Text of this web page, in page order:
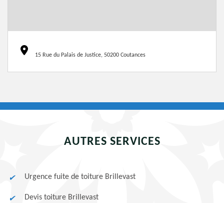
15 Rue du Palais de Justice, 50200 Coutances
AUTRES SERVICES
Urgence fuite de toiture Brillevast
Devis toiture Brillevast